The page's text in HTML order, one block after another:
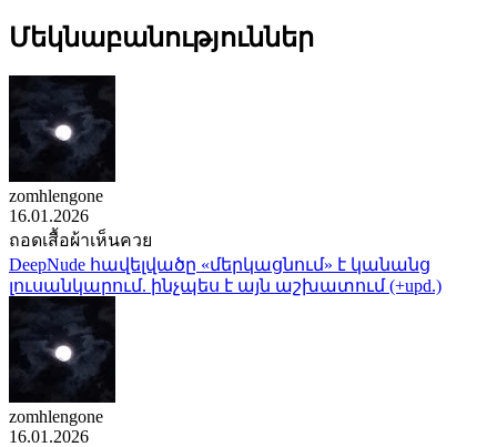
Մեկնաբանություններ
zomhlengone
16.01.2026
ถอดเสื้อผ้าเห็นควย
DeepNude հավելվածը «մերկացնում» է կանանց
լուսանկարում. ինչպես է այն աշխատում (+upd.)
zomhlengone
16.01.2026